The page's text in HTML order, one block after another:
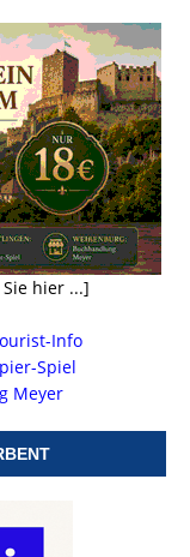
hier ...]
Info
Spiel
Meyer